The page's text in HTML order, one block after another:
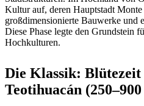
Kultur auf, deren Hauptstadt
großdimensionierte Bauwerke und
Diese Phase legte den Grundstein
Hochkulturen.
Die Klassik:
Teotihuacán